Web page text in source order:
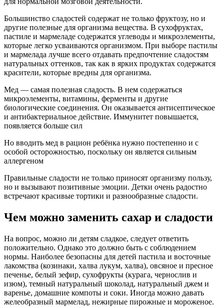
Большинство сладостей содержат не только фруктозу, но и
другие полезные для организма вещества. В сухофруктах,
пастиле и мармеладе содержатся углеводы и микроэлементы,
которые легко усваиваются организмом. При выборе пастилы
и мармелада лучше всего отдавать предпочтение сладостям
натуральных оттенков, так как в ярких продуктах содержатся
красители, которые вредны для организма.
Мед — самая полезная сладость. В нем содержаться
микроэлементы, витамины, ферменты и другие
биологические соединения. Он оказывается антисептическое
и антибактериальное действие. Иммунитет повышается,
появляется больше сил
Но вводить мед в рацион ребёнка нужно постепенно и с
особой осторожностью, поскольку он является сильным
аллергеном
Правильные сладости не только приносят организму пользу,
но и вызывают позитивные эмоции. Детки очень радостно
встречают красивые тортики и разнообразные сладости.
Чем можно заменить сахар и сладости
На вопрос, можно ли детям сладкое, следует ответить
положительно. Однако это должно быть с соблюдением
нормы. Наиболее безопасны для детей пастила и восточные
лакомства (козинаки, халва лукум, халва), овсяное и пресное
печенье, белый зефир, сухофрукты (курага, чернослив и
изюм), темный натуральный шоколад, натуральный джем и
варенье, домашние компоты и соки. Иногда можно давать
желеобразный мармелад, нежирные пирожные и мороженое.